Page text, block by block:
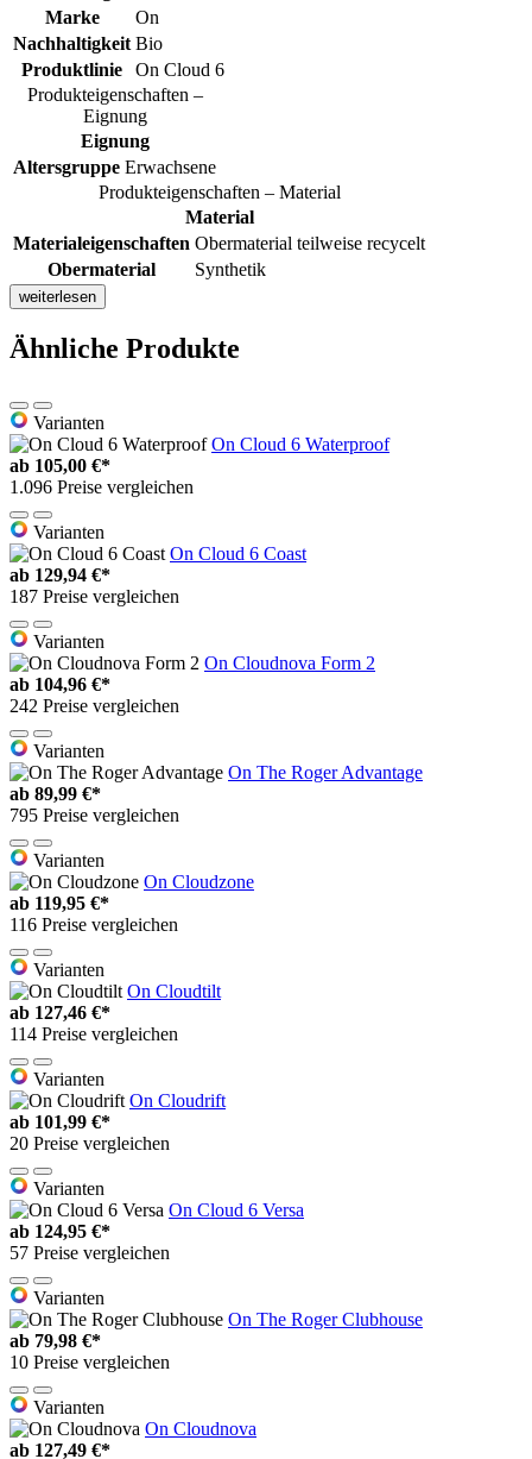
Marke
On
Nachhaltigkeit Bio
Produktlinie
On Cloud 6
Produkteigenschaften –
Eignung
Eignung
Altersgruppe Erwachsene
Produkteigenschaften – Material
Material
Materialeigenschaften Obermaterial teilweise recycelt
Obermaterial
Synthetik
weiterlesen
Ähnliche Produkte
Varianten
On Cloud 6 Waterproof
ab 105,00 €*
1.096 Preise vergleichen
Varianten
On Cloud 6 Coast
ab 129,94 €*
187 Preise vergleichen
Varianten
On Cloudnova Form 2
ab 104,96 €*
242 Preise vergleichen
Varianten
On The Roger Advantage
ab 89,99 €*
795 Preise vergleichen
Varianten
On Cloudzone
ab 119,95 €*
116 Preise vergleichen
Varianten
On Cloudtilt
ab 127,46 €*
114 Preise vergleichen
Varianten
On Cloudrift
ab 101,99 €*
20 Preise vergleichen
Varianten
On Cloud 6 Versa
ab 124,95 €*
57 Preise vergleichen
Varianten
On The Roger Clubhouse
ab 79,98 €*
10 Preise vergleichen
Varianten
On Cloudnova
ab 127,49 €*